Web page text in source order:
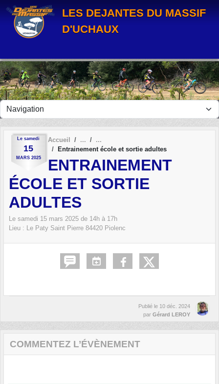
LES DEJANTES DU MASSIF
D'UCHAUX
Le samedi
15
MARS 2025
Accueil
Entrainement école et sortie adultes
ENTRAINEMENT
ÉCOLE ET SORTIE
ADULTES
Le samedi 15 mars 2025 de 14h à 17h
Lieu : Le Paty Saint Pierre 84420 Piolenc
Publié le 10 déc. 2024
par Gérard LEROY
COMMENTEZ L’ÉVÈNEMENT
Panneau de gestion des cookies